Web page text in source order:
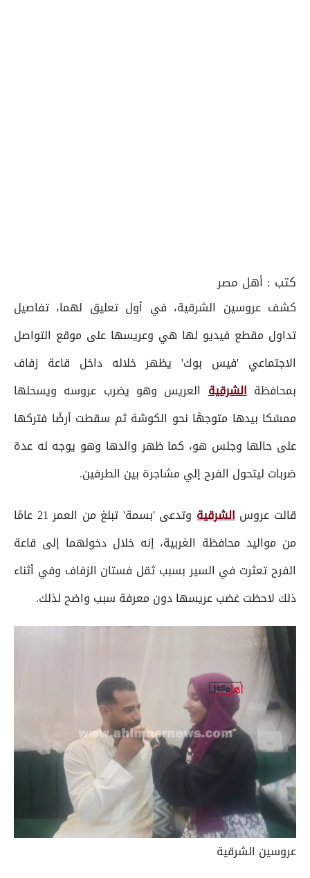
كتب : أهل مصر
كشف عروسين الشرقية، في أول تعليق لهما، تفاصيل
تداول مقطع فيديو لها هي وعريسها على موقع التواصل
الاجتماعي 'فيس بوك' يظهر خلاله داخل قاعة زفاف
بمحافظةالشرقيةالعريس وهو يضرب عروسه ويسحلها
ممسًكا بيدها متوجهًا نحو الكوشة ثم سقطت أرضًا فتركها
على حالها وجلس هو، كما ظهر والدها وهو يوجه له عدة
ضربات ليتحول الفرح إلي مشاجرة بين الطرفين.
قالت عروسالشرقية
وتدعى 'بسمة' تبلغ من العمر 21 عامًا
من مواليد محافظة الغربية، إنه خلال دخولهما إلى قاعة
الفرح تعثرت في السير بسبب ثقل فستان الزفاف وفي أثناء
ذلك لاحظت غضب عريسها دون معرفة سبب واضح لذلك.
عروسين الشرقية